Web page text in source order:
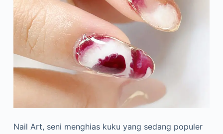
Nail Art, seni menghias kuku yang sedang populer